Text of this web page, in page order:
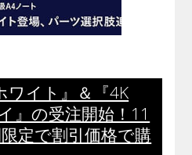
ワイト』＆『4K
』の受注開始！11
定で割引価格で購